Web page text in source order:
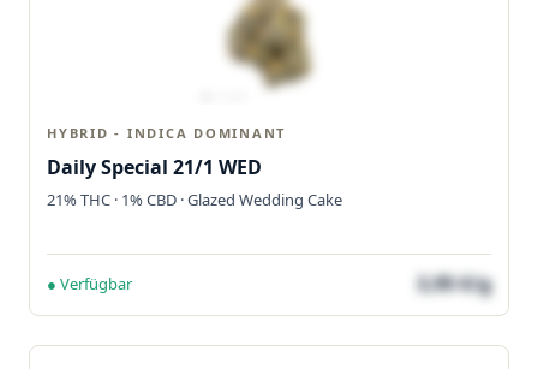
HYBRID - INDICA DOMINANT
Daily Special 21/1 WED
21% THC · 1% CBD · Glazed Wedding Cake
● Verfügbar 3,95 €/g